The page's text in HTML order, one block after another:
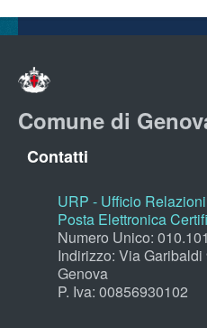
Comune di
Contatti
URP - Ufficio
Posta Elettronica
Numero Unico:
Indirizzo: Via
Genova
P. Iva: 00856930102